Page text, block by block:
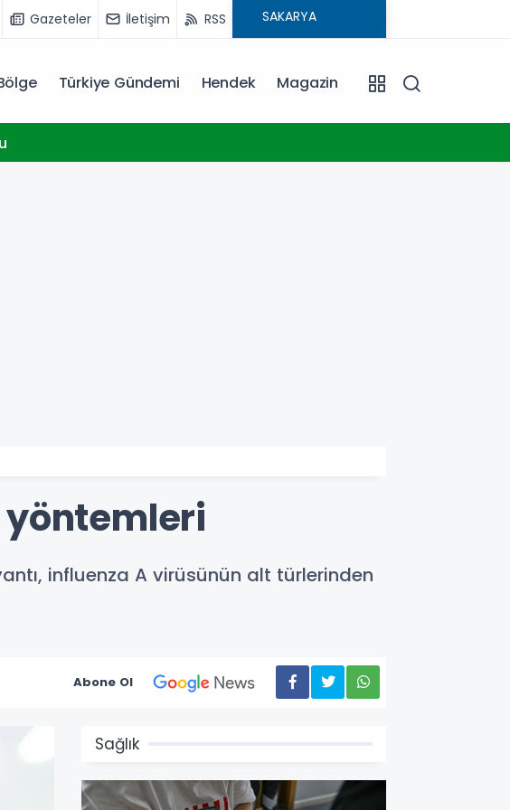
Gazeteler İletişim RSS
Türkiye Gündemi Hendek Magazin
yöntemleri
influenza A virüsünün alt türlerinden
Abone Ol
Sağlık